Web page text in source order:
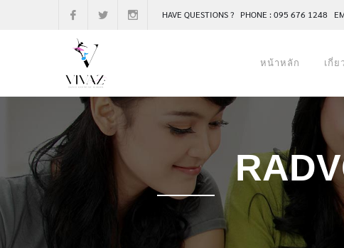
HAVE QUESTIONS ? PHONE : 095 676 1248
หน้าหลัก เกี่ย